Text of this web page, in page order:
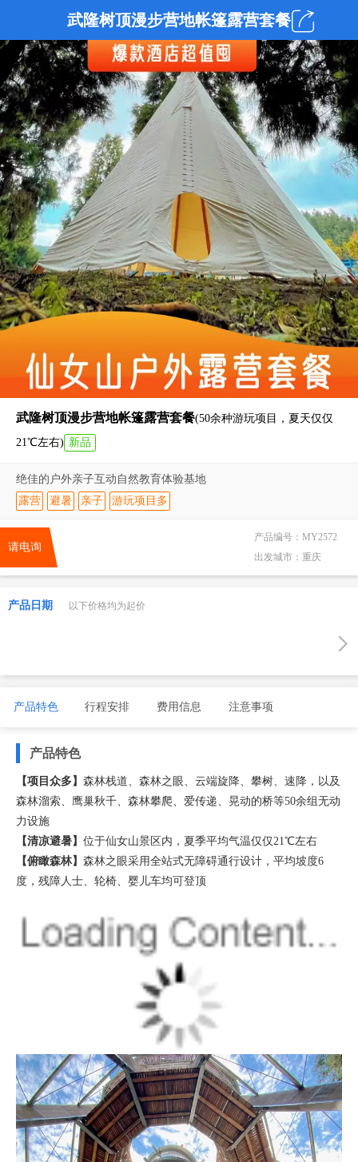
武隆树顶漫步营地帐篷露营套餐
武隆树顶漫步营地帐篷露营套餐(50余种游玩项目，夏天仅仅
21℃左右) 新品
绝佳的户外亲子互动自然教育体验基地
露营
避暑 亲子 游玩项目多
产品编号： MY2572
出发城市： 重庆
请电询
产品日期 以下价格均为起价
产品特色 行程安排 费用信息 注意事项
产品特色
【项目众多】 森林栈道、森林之眼、云端旋降、攀树、速降，以及
森林溜索、鹰巢秋千、森林攀爬、爱传递、晃动的桥等50余组无动
力设施
【清凉避暑】 位于仙女山景区内，夏季平均气温仅仅21℃左右
【俯瞰森林】 森林之眼采用全站式无障碍通行设计，平均坡度6
度，残障人士、轮椅、婴儿车均可登顶